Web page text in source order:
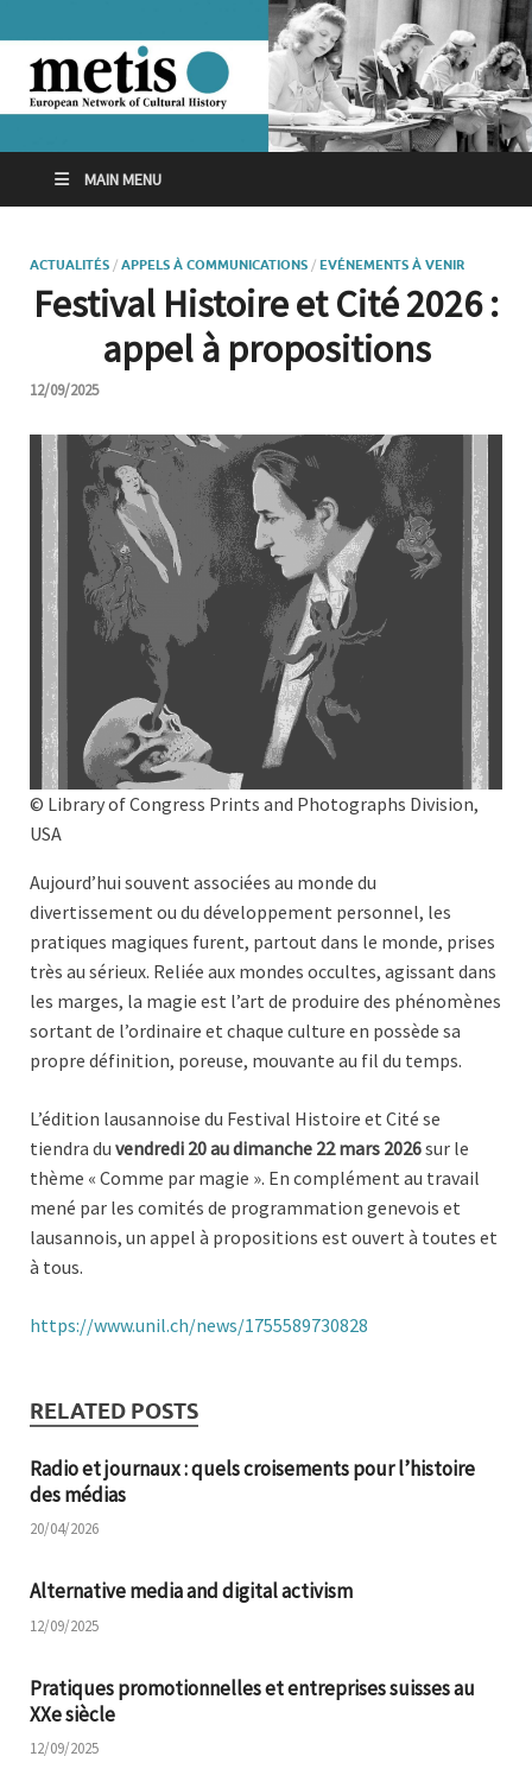
MAIN MENU
ACTUALITÉS / APPELS À COMMUNICATIONS / EVÉNEMENTS À VENIR
Festival Histoire et Cité 2026 :
appel à propositions
12/09/2025
© Library of Congress Prints and Photographs Division,
USA
Aujourd’hui souvent associées au monde du
divertissement ou du développement personnel, les
pratiques magiques furent, partout dans le monde, prises
très au sérieux. Reliée aux mondes occultes, agissant dans
les marges, la magie est l’art de produire des phénomènes
sortant de l’ordinaire et chaque culture en possède sa
propre définition, poreuse, mouvante au fil du temps.
L’édition lausannoise du Festival Histoire et Cité se
tiendra du vendredi 20 au dimanche 22 mars 2026sur le
thème « Comme par magie ». En complément au travail
mené par les comités de programmation genevois et
lausannois, un appel à propositions est ouvert à toutes et
à tous.
https://www.unil.ch/news/1755589730828
RELATED POSTS
Radio et journaux : quels croisements pour l’histoire
des médias
20/04/2026
Alternative media and digital activism
12/09/2025
Pratiques promotionnelles et entreprises suisses au
XXe siècle
12/09/2025